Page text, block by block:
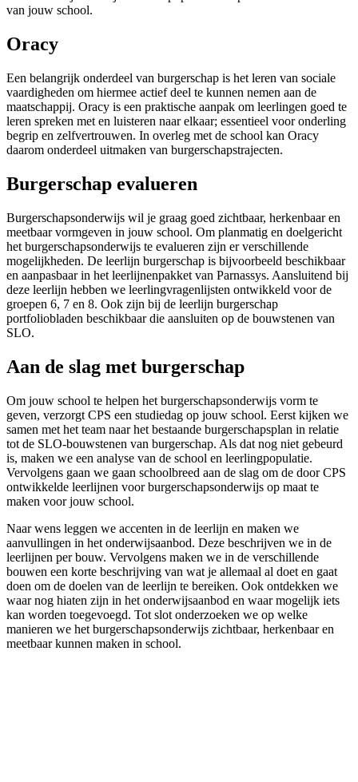
van jouw school.
Oracy
Een belangrijk onderdeel van burgerschap is het leren van sociale
vaardigheden om hiermee actief deel te kunnen nemen aan de
maatschappij. Oracy is een praktische aanpak om leerlingen goed te
leren spreken met en luisteren naar elkaar; essentieel voor onderling
begrip en zelfvertrouwen. In overleg met de school kan Oracy
daarom onderdeel uitmaken van burgerschapstrajecten.
Burgerschap evalueren
Burgerschapsonderwijs wil je graag goed zichtbaar, herkenbaar en
meetbaar vormgeven in jouw school. Om planmatig en doelgericht
het burgerschapsonderwijs te evalueren zijn er verschillende
mogelijkheden. De leerlijn burgerschap is bijvoorbeeld beschikbaar
en aanpasbaar in het leerlijnenpakket van Parnassys. Aansluitend bij
deze leerlijn hebben we leerlingvragenlijsten ontwikkeld voor de
groepen 6, 7 en 8. Ook zijn bij de leerlijn burgerschap
portfoliobladen beschikbaar die aansluiten op de bouwstenen van
SLO.
Aan de slag met burgerschap
Om jouw school te helpen het burgerschapsonderwijs vorm te
geven, verzorgt CPS een studiedag op jouw school. Eerst kijken we
samen met het team naar het bestaande burgerschapsplan in relatie
tot de SLO-bouwstenen van burgerschap. Als dat nog niet gebeurd
is, maken we een analyse van de school en leerlingpopulatie.
Vervolgens gaan we gaan schoolbreed aan de slag om de door CPS
ontwikkelde leerlijnen voor burgerschapsonderwijs op maat te
maken voor jouw school.
Naar wens leggen we accenten in de leerlijn en maken we
aanvullingen in het onderwijsaanbod. Deze beschrijven we in de
leerlijnen per bouw. Vervolgens maken we in de verschillende
bouwen een korte beschrijving van wat je allemaal al doet en gaat
doen om de doelen van de leerlijn te bereiken. Ook ontdekken we
waar nog hiaten zijn in het onderwijsaanbod en waar mogelijk iets
kan worden toegevoegd. Tot slot onderzoeken we op welke
manieren we het burgerschapsonderwijs zichtbaar, herkenbaar en
meetbaar kunnen maken in school.